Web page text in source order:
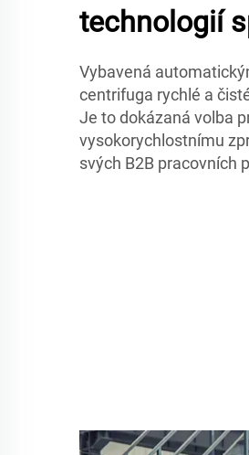
technologií
Vybavená
centrifuga rychlé a
Je to dokázaná volba
vysokorychlostnímu
svých B2B pracovních